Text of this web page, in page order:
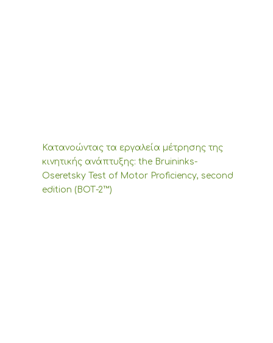
Κατανοώντας τα εργαλεία μέτρησης της
κινητικής ανάπτυξης: the Bruininks-
Oseretsky Test of Motor Proficiency, second
edition (ΒΟΤ-2™)